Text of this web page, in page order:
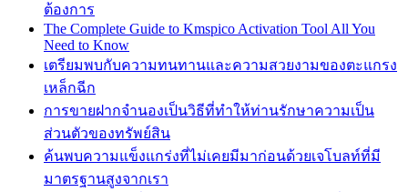
ต้องการ
The Complete Guide to Kmspico Activation Tool All You
Need to Know
เตรียมพบกับความทนทานและความสวยงามของตะแกรง
เหล็กฉีก
การขายฝากจำนองเป็นวิธีที่ทำให้ท่านรักษาความเป็น
ส่วนตัวของทรัพย์สิน
ค้นพบความแข็งแกร่งที่ไม่เคยมีมาก่อนด้วยเจโบลท์ที่มี
มาตรฐานสูงจากเรา